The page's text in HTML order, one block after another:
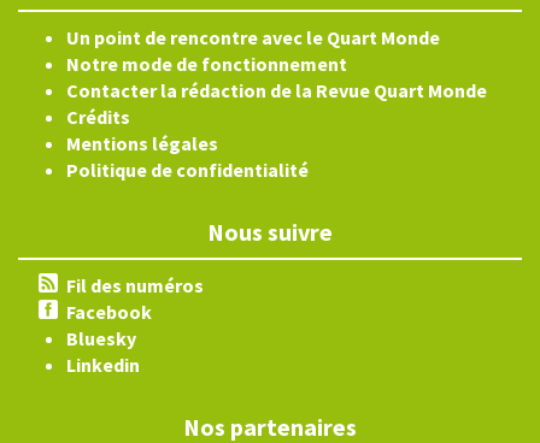
Un point de rencontre avec le Quart Monde
Notre mode de fonctionnement
Contacter la rédaction de la Revue Quart Monde
Crédits
Mentions légales
Politique de confidentialité
Nous suivre
Fil des numéros
Facebook
Bluesky
Linkedin
Nos partenaires